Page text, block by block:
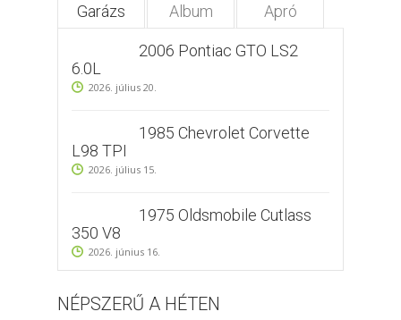
Garázs Album Apró
2006 Pontiac GTO LS2
6.0L
2026. július 20.
1985 Chevrolet Corvette
L98 TPI
2026. július 15.
1975 Oldsmobile Cutlass
350 V8
2026. június 16.
NÉPSZERŰ A HÉTEN